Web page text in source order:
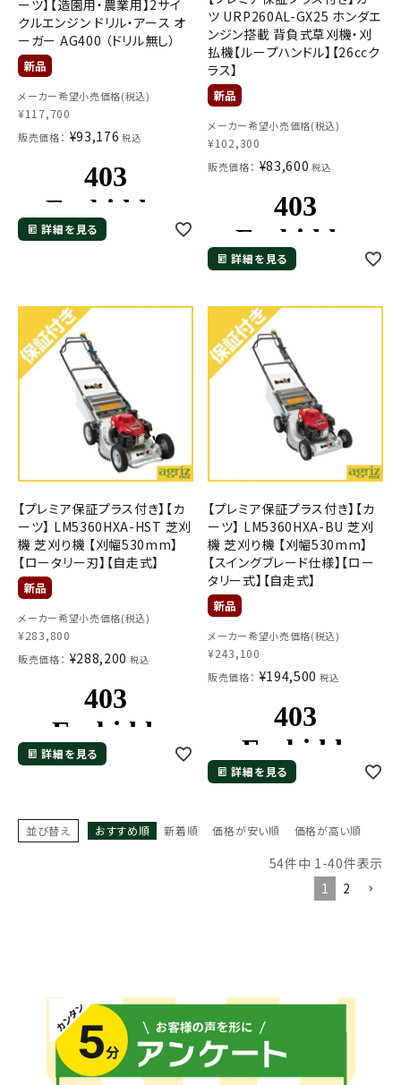
ーツ】【造園用・農業用】2サイ
クルエンジン ドリル・アース オ
ーガー AG400 （ドリル無し）
メーカー希望小売価格(税込)
¥117,700
販売価格： ¥93,176 税込
詳細を見る
ツ URP260AL-GX25 ホンダエ
ンジン搭載 背負式草刈機・刈
払機【ループハンドル】【26ccク
ラス】
メーカー希望小売価格(税込)
¥102,300
販売価格： ¥83,600 税込
詳細を見る
【プレミア保証プラス付き】【カ
ーツ】 LM5360HXA-HST 芝刈
機 芝刈り機 【刈幅530mm】
【ロータリー刃】【自走式】
メーカー希望小売価格(税込)
¥283,800
販売価格： ¥288,200 税込
詳細を見る
【プレミア保証プラス付き】【カ
ーツ】 LM5360HXA-BU 芝刈
機 芝刈り機 【刈幅530mm】
【スイングブレード仕様】【ロー
タリー式】【自走式】
メーカー希望小売価格(税込)
¥243,100
販売価格： ¥194,500 税込
詳細を見る
並び替え おすすめ順 新着順 価格が安い順 価格が高い順
54件中 1 -40件表示
1
2